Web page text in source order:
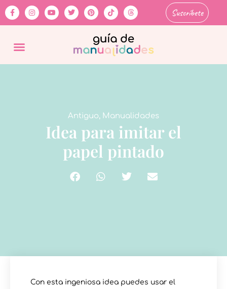
Suscríbete
Antiguo, Manualidades
Idea para imitar el
papel pintado
Con esta ingeniosa idea puedes usar el